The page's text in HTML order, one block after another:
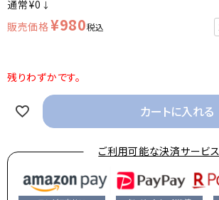
¥0 ↓
¥980税込
残りわずかです。
カートに入れる
ご利用可能な決済サービス